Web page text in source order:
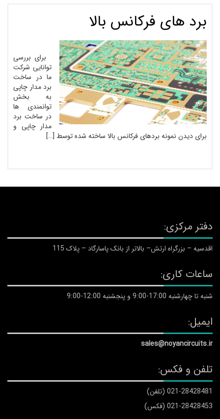
برد های فرکانس بالا
برای بررسی
توانایی شرکت
ما در ساخت
برد مدار چاپی
به بخش
توانمندی ها
در ساخت برد
مدار چاپی و
برای دیدن نمونه بردهای فرکانس بالا ساخته شده توسط […]
دفتر مرکزی:
اقدسیه – بزرگراه ارتش– بالاتر از بانک پاسارگاد – پلاک 115
ساعات کاری:
شنبه تا چهارشنبه 17:00-9:00 و پنجشنبه 12:00-9:00
ایمیل:
sales@noyancircuits.ir
تلفن و فکس:
021-28428481 (تلفن)
021-28428453 (فکس)